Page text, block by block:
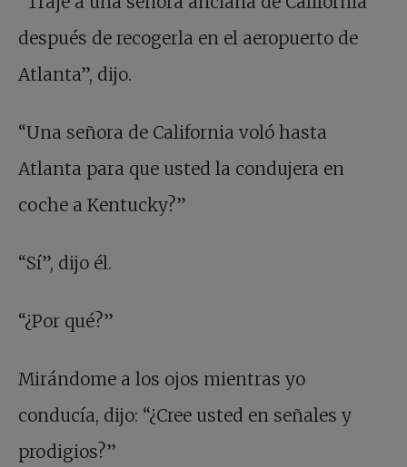
después de recogerla en el aeropuerto de
Atlanta”, dijo.
“Una señora de California voló hasta
Atlanta para que usted la condujera en
coche a Kentucky?”
“Sí”, dijo él.
“¿Por qué?”
Mirándome a los ojos mientras yo
conducía, dijo: “¿Cree usted en señales y
prodigios?”